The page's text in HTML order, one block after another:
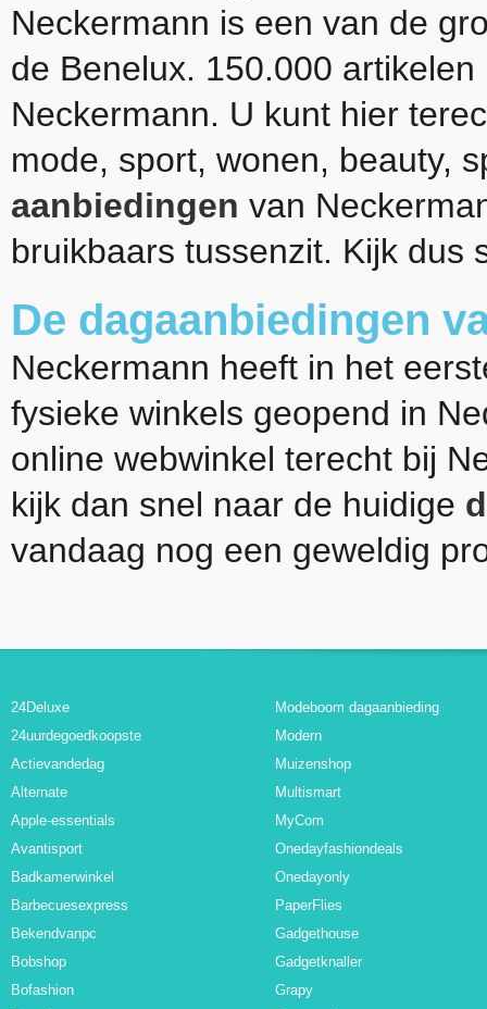
Neckermann is een van de
de Benelux. 150.000
Neckermann. U kunt hier
mode, sport, wonen, beauty,
aanbiedingen van
bruikbaars tussenzit. Kijk dus
De dagaanbiedingen
Neckermann heeft in het
fysieke winkels geopend in
online webwinkel terecht bij
kijk dan snel naar de huidige
vandaag nog een geweldig
24Deluxe
24uurdegoedkoopste
Actievandedag
Alternate
Apple-essentials
Avantisport
Badkamerwinkel
Barbecuesexpress
Bekendvanpc
Bobshop
Bofashion
Modeboom dagaanbieding
Modern
Muizenshop
Multismart
MyCom
Onedayfashiondeals
Onedayonly
PaperFlies
Gadgethouse
Gadgetknaller
Grapy